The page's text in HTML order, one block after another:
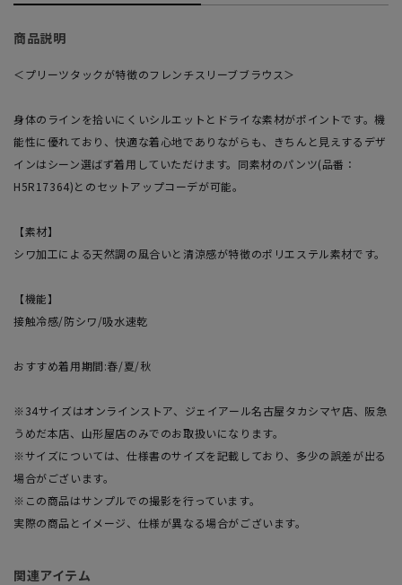
商品説明
＜プリーツタックが特徴のフレンチスリーブブラウス＞
身体のラインを拾いにくいシルエットとドライな素材がポイントです。機
能性に優れており、快適な着心地でありながらも、きちんと見えするデザ
インはシーン選ばず着用していただけます。同素材のパンツ(品番：
H5R17364)とのセットアップコーデが可能。
【素材】
シワ加工による天然調の風合いと清涼感が特徴のポリエステル素材です。
【機能】
接触冷感/防シワ/吸水速乾
おすすめ着用期間:春/夏/秋
※34サイズはオンラインストア、ジェイアール名古屋タカシマヤ店、阪急
うめだ本店、山形屋店のみでのお取扱いになります。
※サイズについては、仕様書のサイズを記載しており、多少の誤差が出る
場合がございます。
※この商品はサンプルでの撮影を行っています。
実際の商品とイメージ、仕様が異なる場合がございます。
関連アイテム